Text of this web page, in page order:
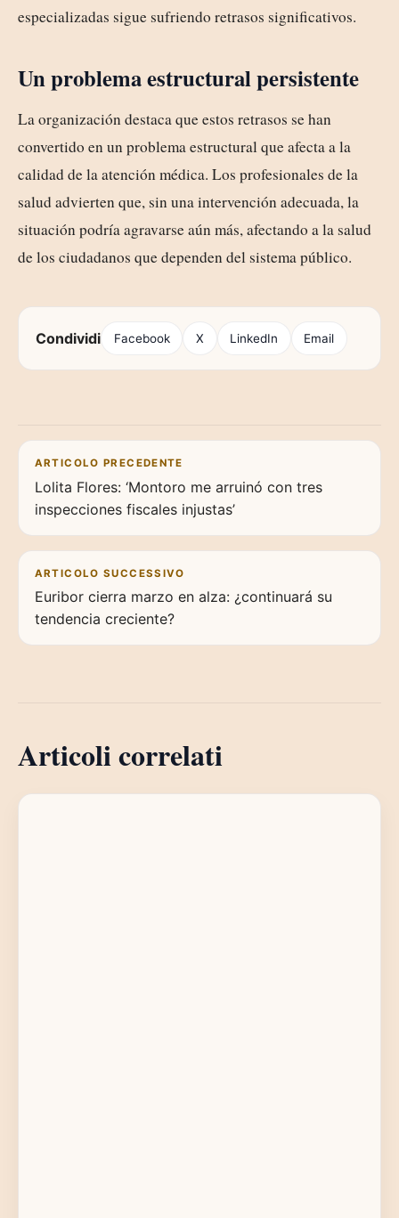
especializadas sigue sufriendo retrasos significativos.
Un problema estructural persistente
La organización destaca que estos retrasos se han
convertido en un problema estructural que afecta a la
calidad de la atención médica. Los profesionales de la
salud advierten que, sin una intervención adecuada, la
situación podría agravarse aún más, afectando a la salud
de los ciudadanos que dependen del sistema público.
Condividi Facebook X LinkedIn Email
Navigazione articoli
ARTICOLO PRECEDENTE
Lolita Flores: ‘Montoro me arruinó con tres
inspecciones fiscales injustas’
ARTICOLO SUCCESSIVO
Euribor cierra marzo en alza: ¿continuará su
tendencia creciente?
Articoli correlati